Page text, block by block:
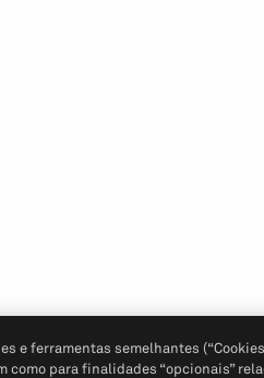
e ferramentas semelhantes
como para finalidades “opcionais”